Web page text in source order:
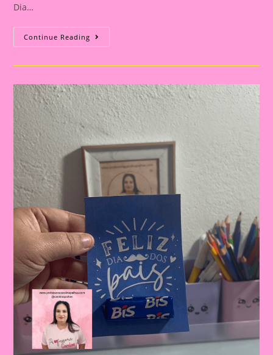
Dia…
Continue Reading Cartão
Lembrança
O
Pais
|
Dia
Dos
Pais:
Celebrando
A
Importância
Da
Figura
Paterna